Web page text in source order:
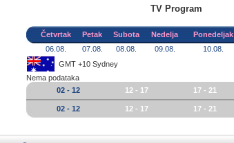
TV Program
Četvrtak Petak Subota Nedelja Ponedeljak
06.08.
07.08. 08.08. 09.08. 10.08.
GMT +10 Sydney
Nema podataka
02 - 12
12 - 17 17 - 21
02 - 12 12 - 17 17 - 21